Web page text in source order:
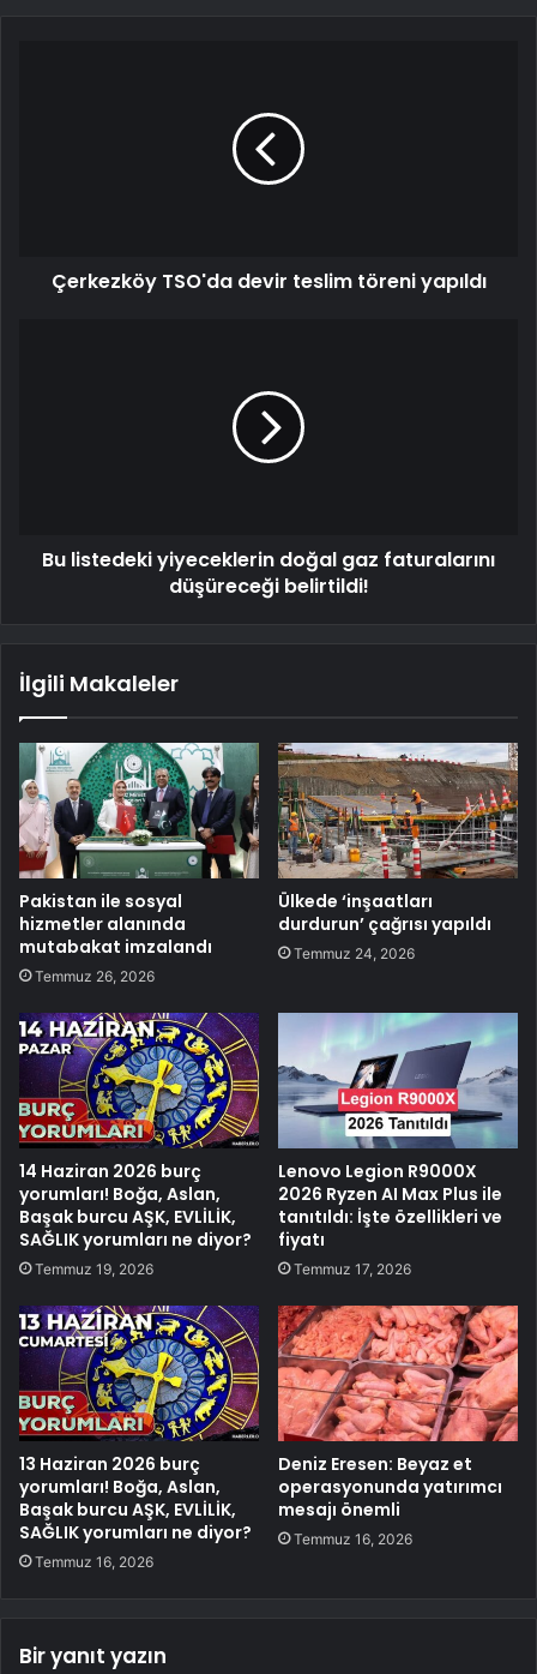
Çerkezköy TSO'da devir teslim töreni yapıldı
Bu listedeki yiyeceklerin doğal gaz faturalarını
düşüreceği belirtildi!
İlgili Makaleler
Pakistan ile sosyal
hizmetler alanında
mutabakat imzalandı
Temmuz 26, 2026
Ülkede ‘inşaatları
durdurun’ çağrısı yapıldı
Temmuz 24, 2026
14 Haziran 2026 burç
yorumları! Boğa, Aslan,
Başak burcu AŞK, EVLİLİK,
SAĞLIK yorumları ne diyor?
Temmuz 19, 2026
Lenovo Legion R9000X
2026 Ryzen AI Max Plus ile
tanıtıldı: İşte özellikleri ve
fiyatı
Temmuz 17, 2026
13 Haziran 2026 burç
yorumları! Boğa, Aslan,
Başak burcu AŞK, EVLİLİK,
SAĞLIK yorumları ne diyor?
Temmuz 16, 2026
Deniz Eresen: Beyaz et
operasyonunda yatırımcı
mesajı önemli
Temmuz 16, 2026
Bir yanıt yazın